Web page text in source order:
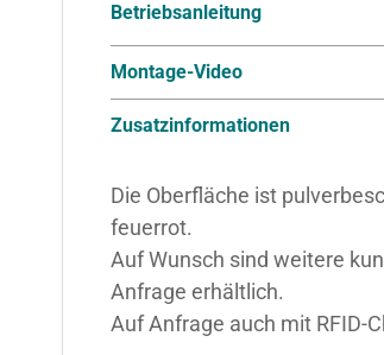
Betriebsanleitung
Montage-Video
Zusatzinformationen
Die Oberfläche ist
feuerrot.
Auf Wunsch sind weitere
Anfrage erhältlich.
Auf Anfrage auch mit RFID-